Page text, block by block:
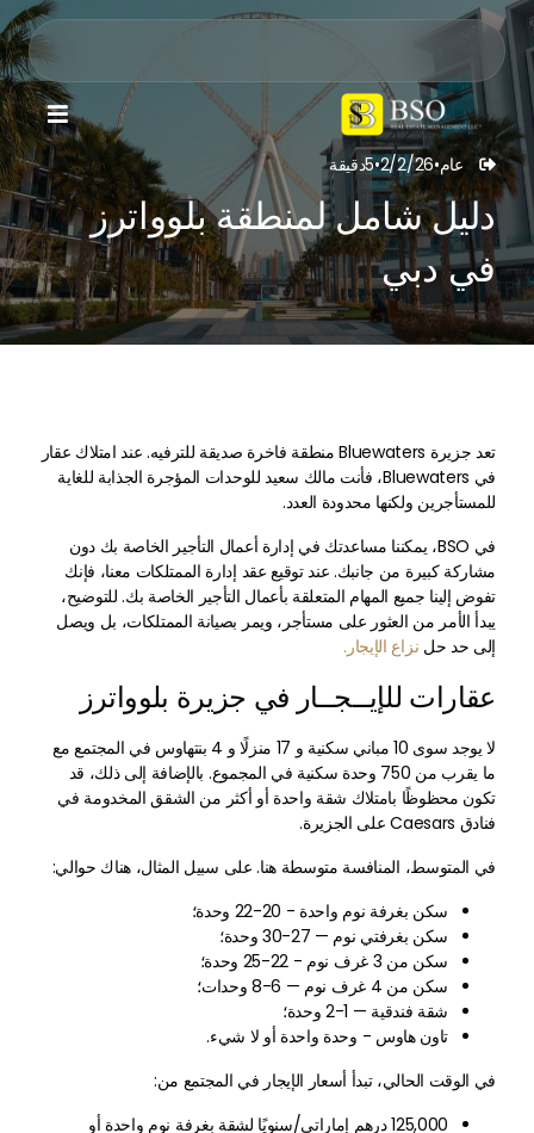

 عام•
2/2/26
•
5دقيقة
دليل شامل لمنطقة بلوواترز
في دبي
تعد جزيرة Bluewaters منطقة فاخرة صديقة للترفيه. عند امتلاك عقار
في Bluewaters، فأنت مالك سعيد للوحدات المؤجرة الجذابة للغاية
للمستأجرين ولكنها محدودة العدد.
في BSO، يمكننا مساعدتك في إدارة أعمال التأجير الخاصة بك دون
مشاركة كبيرة من جانبك. عند توقيع عقد إدارة الممتلكات معنا، فإنك
تفوض إلينا جميع المهام المتعلقة بأعمال التأجير الخاصة بك. للتوضيح،
يبدأ الأمر من العثور على مستأجر، ويمر بصيانة الممتلكات، بل ويصل
إلى حد حل نزاع الإيجار.
عقارات للإيــجــار في جزيرة بلوواترز
لا يوجد سوى 10 مباني سكنية و 17 منزلًا و 4 بنتهاوس في المجتمع مع
ما يقرب من 750 وحدة سكنية في المجموع. بالإضافة إلى ذلك، قد
تكون محظوظًا بامتلاك شقة واحدة أو أكثر من الشقق المخدومة في
فنادق Caesars على الجزيرة.
في المتوسط، المنافسة متوسطة هنا. على سبيل المثال، هناك حوالي:
سكن بغرفة نوم واحدة - 20-22 وحدة؛
سكن بغرفتي نوم — 27-30 وحدة؛
سكن من 3 غرف نوم - 22-25 وحدة؛
سكن من 4 غرف نوم — 6-8 وحدات؛
شقة فندقية — 1-2 وحدة؛
تاون هاوس - وحدة واحدة أو لا شيء.
في الوقت الحالي، تبدأ أسعار الإيجار في المجتمع من:
125,000 درهم إماراتي/سنويًا لشقة بغرفة نوم واحدة أو